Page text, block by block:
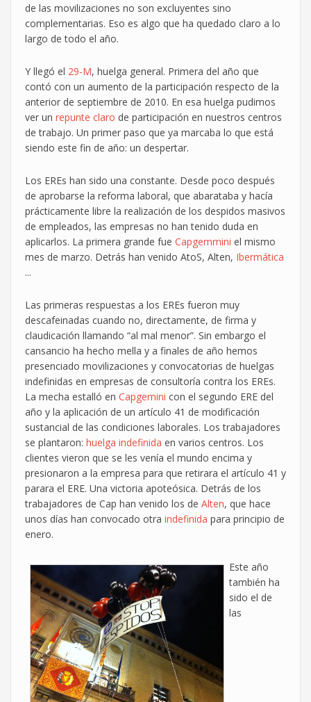
de las movilizaciones no son excluyentes sino
complementarias. Eso es algo que ha quedado claro a lo
largo de todo el año.
Y llegó el 29-M, huelga general. Primera del año que
contó con un aumento de la participación respecto de la
anterior de septiembre de 2010. En esa huelga pudimos
ver un repunte claro de participación en nuestros centros
de trabajo. Un primer paso que ya marcaba lo que está
siendo este fin de año: un despertar.
Los EREs han sido una constante. Desde poco después
de aprobarse la reforma laboral, que abarataba y hacía
prácticamente libre la realización de los despidos masivos
de empleados, las empresas no han tenido duda en
aplicarlos. La primera grande fue Capgemmini el mismo
mes de marzo. Detrás han venido AtoS, Alten, Ibermática
...
Las primeras respuestas a los EREs fueron muy
descafeinadas cuando no, directamente, de firma y
claudicación llamando “al mal menor”. Sin embargo el
cansancio ha hecho mella y a finales de año hemos
presenciado movilizaciones y convocatorias de huelgas
indefinidas en empresas de consultoría contra los EREs.
La mecha estalló en Capgemini con el segundo ERE del
año y la aplicación de un artículo 41 de modificación
sustancial de las condiciones laborales. Los trabajadores
se plantaron: huelga indefinida en varios centros. Los
clientes vieron que se les venía el mundo encima y
presionaron a la empresa para que retirara el artículo 41 y
parara el ERE. Una victoria apoteósica. Detrás de los
trabajadores de Cap han venido los de Alten, que hace
unos días han convocado otra indefinida para principio de
enero.
Este año
también ha
sido el de
las